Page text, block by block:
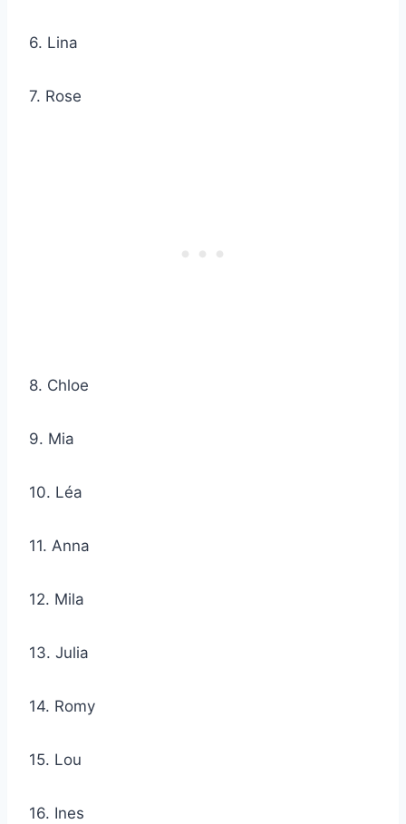
6. Lina
7. Rose
8. Chloe
9. Mia
10. Léa
11. Anna
12. Mila
13. Julia
14. Romy
15. Lou
16. Ines